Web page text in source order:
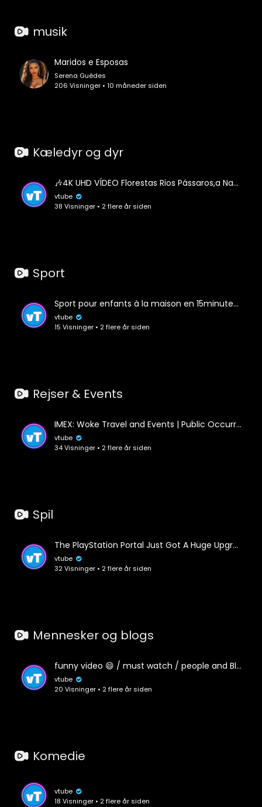
musik
Maridos e Esposas
Serena Guédes
206 Visninger • 10 måneder siden
Kæledyr og dyr
🎶4K UHD VÍDEO Florestas Rios Pássaros,a Natureza completa para Relaxar com Música Relaxante
vtube
38 Visninger • 2 flere år siden
Sport
Sport pour enfants à la maison en 15minutes !
vtube
15 Visninger • 2 flere år siden
Rejser & Events
IMEX: Woke Travel and Events | Public Occurrences, Ep. 41
vtube
34 Visninger • 2 flere år siden
Spil
The PlayStation Portal Just Got A Huge Upgrade One Year Later
vtube
32 Visninger • 2 flere år siden
Mennesker og blogs
funny video 😄 / must watch / people and Blogs
vtube
20 Visninger • 2 flere år siden
Komedie
vtube
18 Visninger • 2 flere år siden